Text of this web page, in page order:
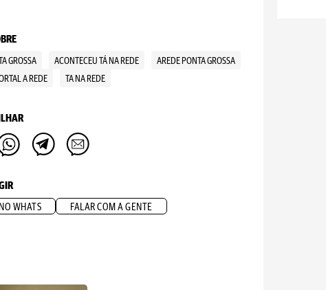
GROSSA ACONTECEU TÁ NA REDE
AREDE PONTA GROSSA
A REDE TA NA REDE
WHATS FALAR COM A GENTE